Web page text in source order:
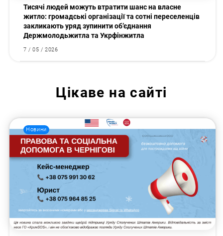
Тисячі людей можуть втратити шанс на власне
житло: громадські організації та сотні переселенців
закликають уряд зупинити об’єднання
Держмолодьжитла та Укрфінжитла
7 / 05 / 2026
Цікаве на сайті
Новини